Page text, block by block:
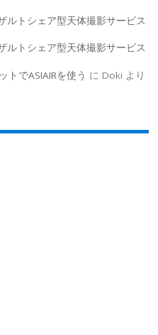
ルトシェア型天体撮影サービス
ルトシェア型天体撮影サービス
トでASIAIRを使う に Doki より